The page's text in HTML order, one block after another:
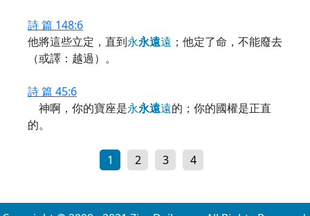
詩 篇 148:6
他將這些立定，直到永永遠遠 ；他定了命，不能廢去
（或譯：越過）。
詩 篇 45:6
神啊，你的寶座是永永遠遠的；你的國權是正直
的。
1 2 3 4